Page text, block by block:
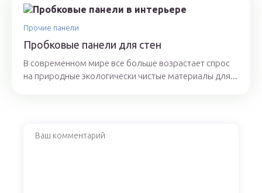
Прочие панели
Пробковые панели для стен
В современном мире все больше возрастает спрос
на природные экологически чистые материалы для...